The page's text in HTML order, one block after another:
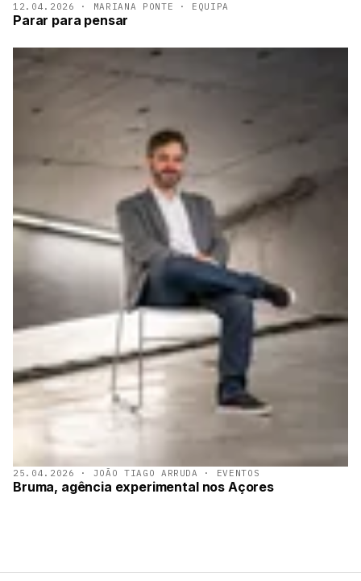
12.04.2026 · MARIANA PONTE · EQUIPA
Parar para pensar
25.04.2026 · JOÃO TIAGO ARRUDA · EVENTOS
Bruma, agência experimental nos Açores